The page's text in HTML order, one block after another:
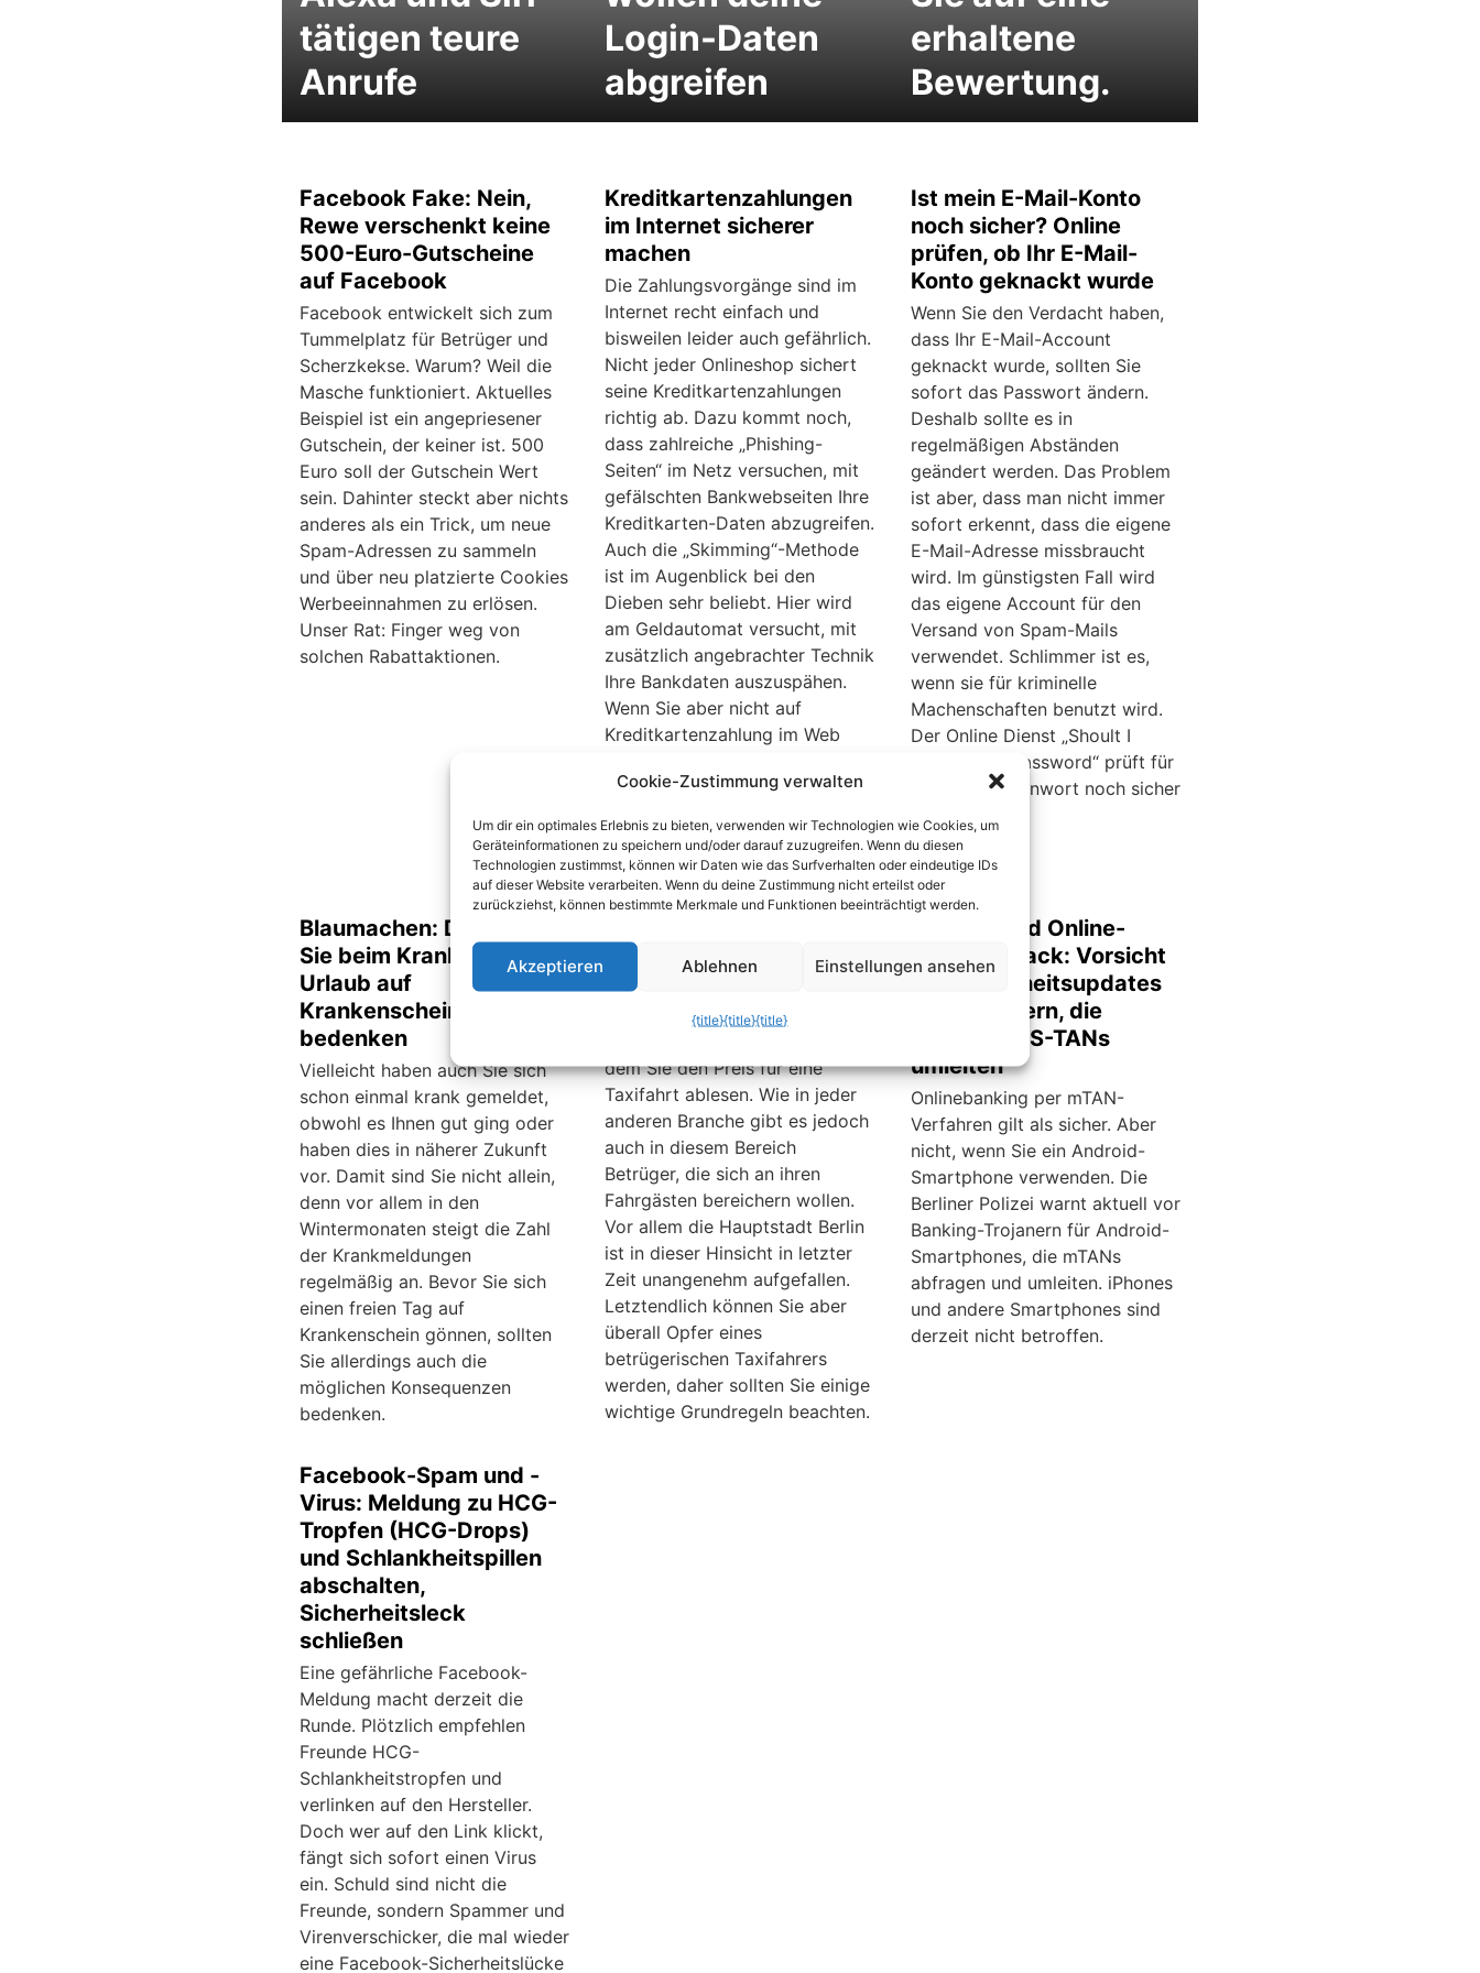
tätigen teure
Anrufe
Login-Daten
abgreifen
erhaltene
Bewertung.
Facebook Fake: Nein,
Rewe verschenkt keine
500-Euro-Gutscheine
auf Facebook
Facebook entwickelt sich zum
Tummelplatz für Betrüger und
Scherzkekse. Warum? Weil die
Masche funktioniert. Aktuelles
Beispiel ist ein angepriesener
Gutschein, der keiner ist. 500
Euro soll der Gutschein Wert
sein. Dahinter steckt aber nichts
anderes als ein Trick, um neue
Spam-Adressen zu sammeln
und über neu platzierte Cookies
Werbeeinnahmen zu erlösen.
Unser Rat: Finger weg von
solchen Rabattaktionen.
Kreditkartenzahlungen
im Internet sicherer
machen
Die Zahlungsvorgänge sind im
Internet recht einfach und
bisweilen leider auch gefährlich.
Nicht jeder Onlineshop sichert
seine Kreditkartenzahlungen
richtig ab. Dazu kommt noch,
dass zahlreiche „Phishing-
Seiten“ im Netz versuchen, mit
gefälschten Bankwebseiten Ihre
Kreditkarten-Daten abzugreifen.
Auch die „Skimming“-Methode
ist im Augenblick bei den
Dieben sehr beliebt. Hier wird
am Geldautomat versucht, mit
zusätzlich angebrachter Technik
Ihre Bankdaten auszuspähen.
Wenn Sie aber nicht auf
Kreditkartenzahlung im Web
fragen Sie Ihre Bank doch mal
Securecode“ oder dem „Verified
by Visa“.
Ist mein E-Mail-Konto
noch sicher? Online
prüfen, ob Ihr E-Mail-
Konto geknackt wurde
Wenn Sie den Verdacht haben,
dass Ihr E-Mail-Account
geknackt wurde, sollten Sie
sofort das Passwort ändern.
Deshalb sollte es in
regelmäßigen Abständen
geändert werden. Das Problem
ist aber, dass man nicht immer
sofort erkennt, dass die eigene
E-Mail-Adresse missbraucht
wird. Im günstigsten Fall wird
das eigene Account für den
Versand von Spam-Mails
verwendet. Schlimmer ist es,
wenn sie für kriminelle
Machenschaften benutzt wird.
Der Online Dienst „Shoult I
Change My Password“ prüft für
Sie, ob Ihr Kennwort noch sicher
ist.
Blaumachen: Das sollten
Sie beim Krankfeiern und
Urlaub auf
Krankenschein
bedenken
Vielleicht haben auch Sie sich
schon einmal krank gemeldet,
obwohl es Ihnen gut ging oder
haben dies in näherer Zukunft
vor. Damit sind Sie nicht allein,
denn vor allem in den
Wintermonaten steigt die Zahl
der Krankmeldungen
regelmäßig an. Bevor Sie sich
einen freien Tag auf
Krankenschein gönnen, sollten
Sie allerdings auch die
möglichen Konsequenzen
bedenken.
schützen Sie sich vor zu
hohen Taxigebühren
Normalerweise haben Taxifahrer
dem Sie den Preis für eine
Taxifahrt ablesen. Wie in jeder
anderen Branche gibt es jedoch
auch in diesem Bereich
Betrüger, die sich an ihren
Fahrgästen bereichern wollen.
Vor allem die Hauptstadt Berlin
ist in dieser Hinsicht in letzter
Zeit unangenehm aufgefallen.
Letztendlich können Sie aber
überall Opfer eines
betrügerischen Taxifahrers
werden, daher sollten Sie einige
wichtige Grundregeln beachten.
Android und Online-
Banking-Hack: Vorsicht
vor Sicherheitsupdates
und Trojanern, die
mTANs/SMS-TANs
umleiten
Onlinebanking per mTAN-
Verfahren gilt als sicher. Aber
nicht, wenn Sie ein Android-
Smartphone verwenden. Die
Berliner Polizei warnt aktuell vor
Banking-Trojanern für Android-
Smartphones, die mTANs
abfragen und umleiten. iPhones
und andere Smartphones sind
derzeit nicht betroffen.
Facebook-Spam und -
Virus: Meldung zu HCG-
Tropfen (HCG-Drops)
und Schlankheitspillen
abschalten,
Sicherheitsleck
schließen
Eine gefährliche Facebook-
Meldung macht derzeit die
Runde. Plötzlich empfehlen
Freunde HCG-
Schlankheitstropfen und
verlinken auf den Hersteller.
Doch wer auf den Link klickt,
fängt sich sofort einen Virus
ein. Schuld sind nicht die
Freunde, sondern Spammer und
Virenverschicker, die mal wieder
eine Facebook-Sicherheitslücke
Cookie-Zustimmung verwalten
Um dir ein optimales Erlebnis zu bieten, verwenden wir Technologien wie Cookies, um
Geräteinformationen zu speichern und/oder darauf zuzugreifen. Wenn du diesen
Technologien zustimmst, können wir Daten wie das Surfverhalten oder eindeutige IDs
auf dieser Website verarbeiten. Wenn du deine Zustimmung nicht erteilst oder
zurückziehst, können bestimmte Merkmale und Funktionen beeinträchtigt werden.
Akzeptieren Ablehnen Einstellungen ansehen
{title}{title}{title}